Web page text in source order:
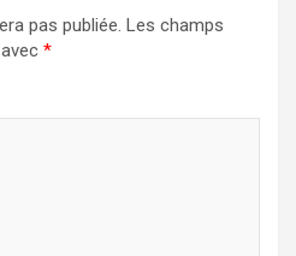
pas publiée. Les champs
*